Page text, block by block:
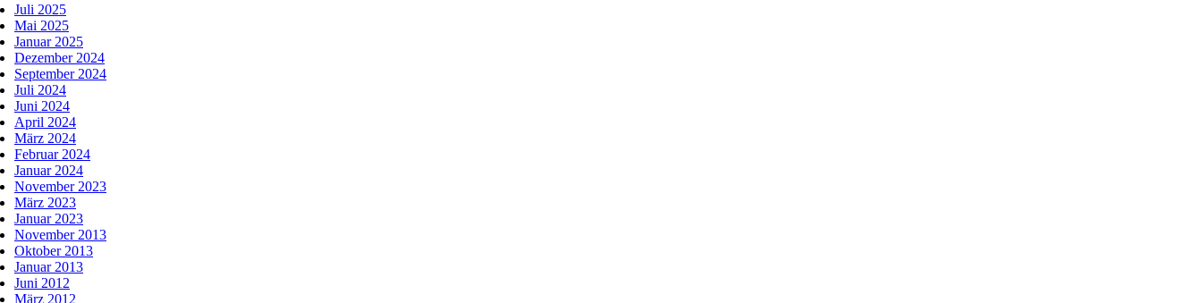
Juli 2025
Mai 2025
Januar 2025
Dezember 2024
September 2024
Juli 2024
Juni 2024
April 2024
März 2024
Februar 2024
Januar 2024
November 2023
März 2023
Januar 2023
November 2013
Oktober 2013
Januar 2013
Juni 2012
März 2012